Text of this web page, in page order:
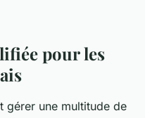
pour les
gérer une multitude de